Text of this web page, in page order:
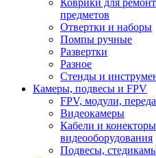
Коврики для
предметов
Отвертки и наборы
Помпы ручные
Развертки
Разное
Стенды и
Камеры, подвесы и FPV
FPV, модули,
Видеокамеры
Кабели и
видеооборудования
Подвесы,